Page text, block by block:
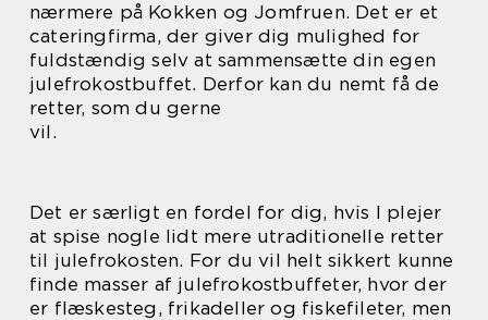
nærmere på Kokken og Jomfruen. Det er et
cateringfirma, der giver dig mulighed for
fuldstændig selv at sammensætte din egen
julefrokostbuffet. Derfor kan du nemt få de
retter, som du gerne
vil.
Det er særligt en fordel for dig, hvis I plejer
at spise nogle lidt mere utraditionelle retter
til julefrokosten. For du vil helt sikkert kunne
finde masser af julefrokostbuffeter, hvor der
er flæskesteg, frikadeller og fiskefileter, men